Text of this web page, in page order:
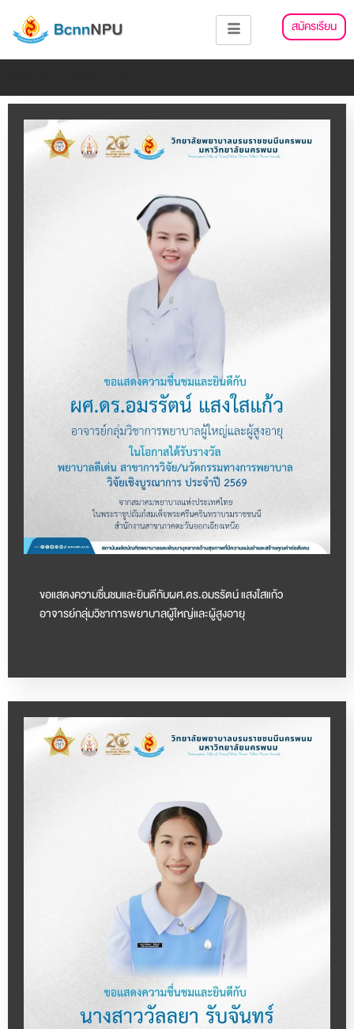
สมัครเรียน
ขอแสดงความชื่นชมและยินดีกับผศ.ดร.อมรรัตน์ แสงใสแก้ว
อาจารย์กลุ่มวิชาการพยาบาลผู้ใหญ่และผู้สูงอายุ